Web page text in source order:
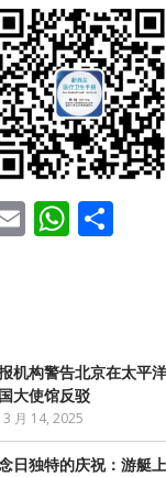
Email分
机构警告北京在太平
大使馆反驳
3 月 14, 2025
日独特的庆祝：游艇